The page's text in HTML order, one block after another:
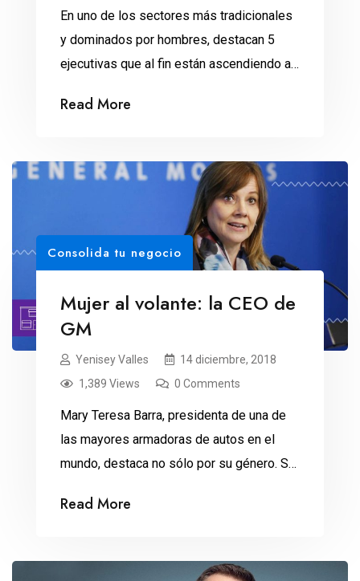
En uno de los sectores más tradicionales
y dominados por hombres, destacan 5
ejecutivas que al fin están ascendiendo a
más de 100 años de historia, la General
mujer. Desde que William C. Durant
arrancara la empresa en 1908, […]
Read More
Consolida tu negocio
Mujer al volante: la CEO de
GM
Yenisey Valles
14 diciembre, 2018
1,389 Views
0 Comments
Mary Teresa Barra, presidenta de una de
las mayores armadoras de autos en el
mundo, destaca no sólo por su género. Su
empleos la han puesto en los titulares en
autos eléctricos, la conducción autónoma,
Read More